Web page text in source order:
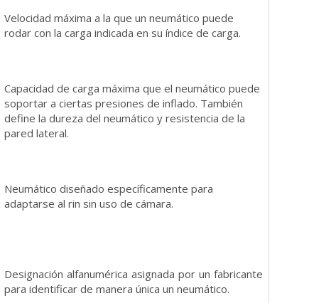
Velocidad máxima a la que un neumático puede
rodar con la carga indicada en su índice de carga.
Capacidad de carga máxima que el neumático puede
soportar a ciertas presiones de inflado. También
define la dureza del neumático y resistencia de la
pared lateral.
Neumático diseñado específicamente para
adaptarse al rin sin uso de cámara.
Designación alfanumérica asignada por un fabricante
para identificar de manera única un neumático.